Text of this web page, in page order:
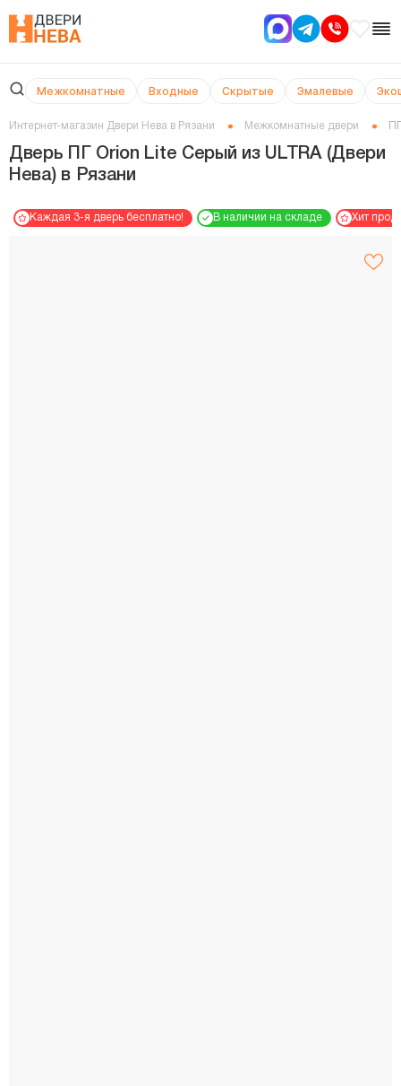
Межкомнатные Входные Скрытые Эмалевые
Интернет-магазин Двери Нева в Рязани Межкомнатные двери
Дверь ПГ Orion Lite Серый из ULTRA (Двери
Нева) в Рязани
Каждая 3-я дверь бесплатно! В наличии на складе Хит